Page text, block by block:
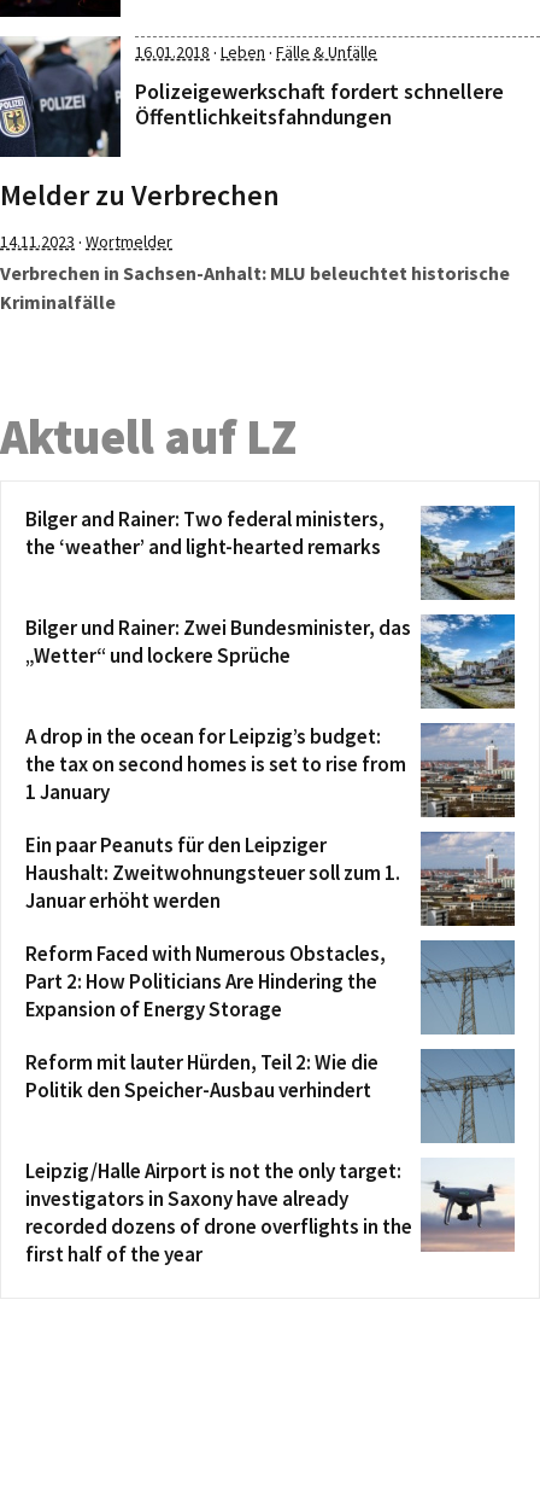
16.01.2018 · Leben · Fälle & Unfälle
Polizeigewerkschaft fordert schnellere
Öffentlichkeitsfahndungen
Melder zu Verbrechen
14.11.2023 · Wortmelder
Verbrechen in Sachsen-Anhalt: MLU beleuchtet historische
Kriminalfälle
Aktuell auf LZ
Bilger and Rainer: Two federal ministers,
the ‘weather’ and light-hearted remarks
Bilger und Rainer: Zwei Bundesminister, das
„Wetter“ und lockere Sprüche
A drop in the ocean for Leipzig’s budget:
the tax on second homes is set to rise from
1 January
Ein paar Peanuts für den Leipziger
Haushalt: Zweitwohnungsteuer soll zum 1.
Januar erhöht werden
Reform Faced with Numerous Obstacles,
Part 2: How Politicians Are Hindering the
Expansion of Energy Storage
Reform mit lauter Hürden, Teil 2: Wie die
Politik den Speicher-Ausbau verhindert
Leipzig/Halle Airport is not the only target:
investigators in Saxony have already
recorded dozens of drone overflights in the
first half of the year